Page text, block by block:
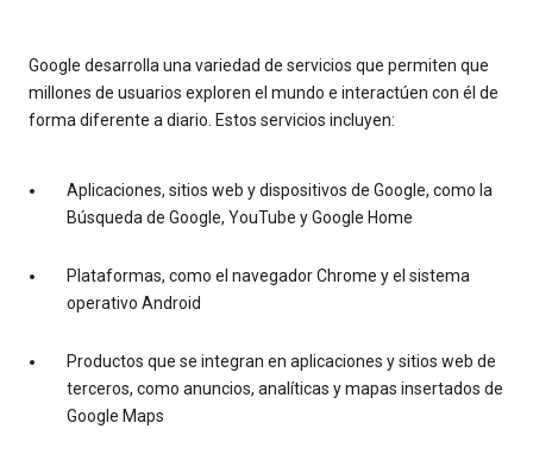
Google desarrolla una variedad de servicios que permiten que
millones de usuarios exploren el mundo e interactúen con él de
forma diferente a diario. Estos servicios incluyen:
Aplicaciones, sitios web y dispositivos de Google, como la
Búsqueda de Google, YouTube y Google Home
Plataformas, como el navegador Chrome y el sistema
operativo Android
Productos que se integran en aplicaciones y sitios web de
terceros, como anuncios, analíticas y mapas insertados de
Google Maps